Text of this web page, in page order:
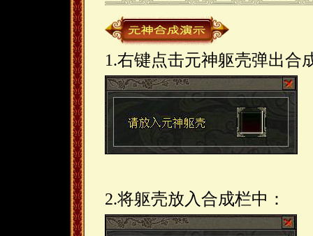
1.右键点击元神躯壳弹出合
2.将躯壳放入合成栏中：